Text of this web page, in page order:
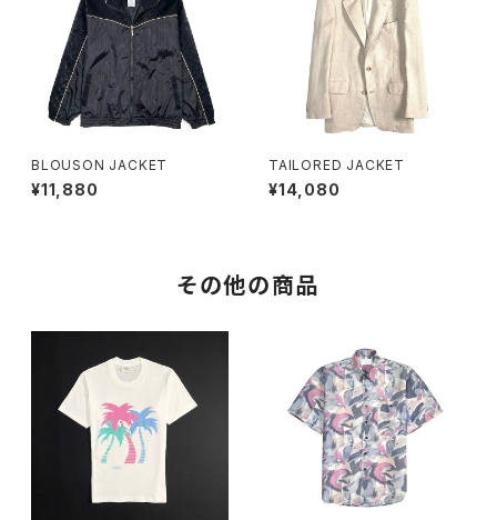
BLOUSON JACKET
¥11,880
TAILORED JACKET
¥14,080
その他の商品